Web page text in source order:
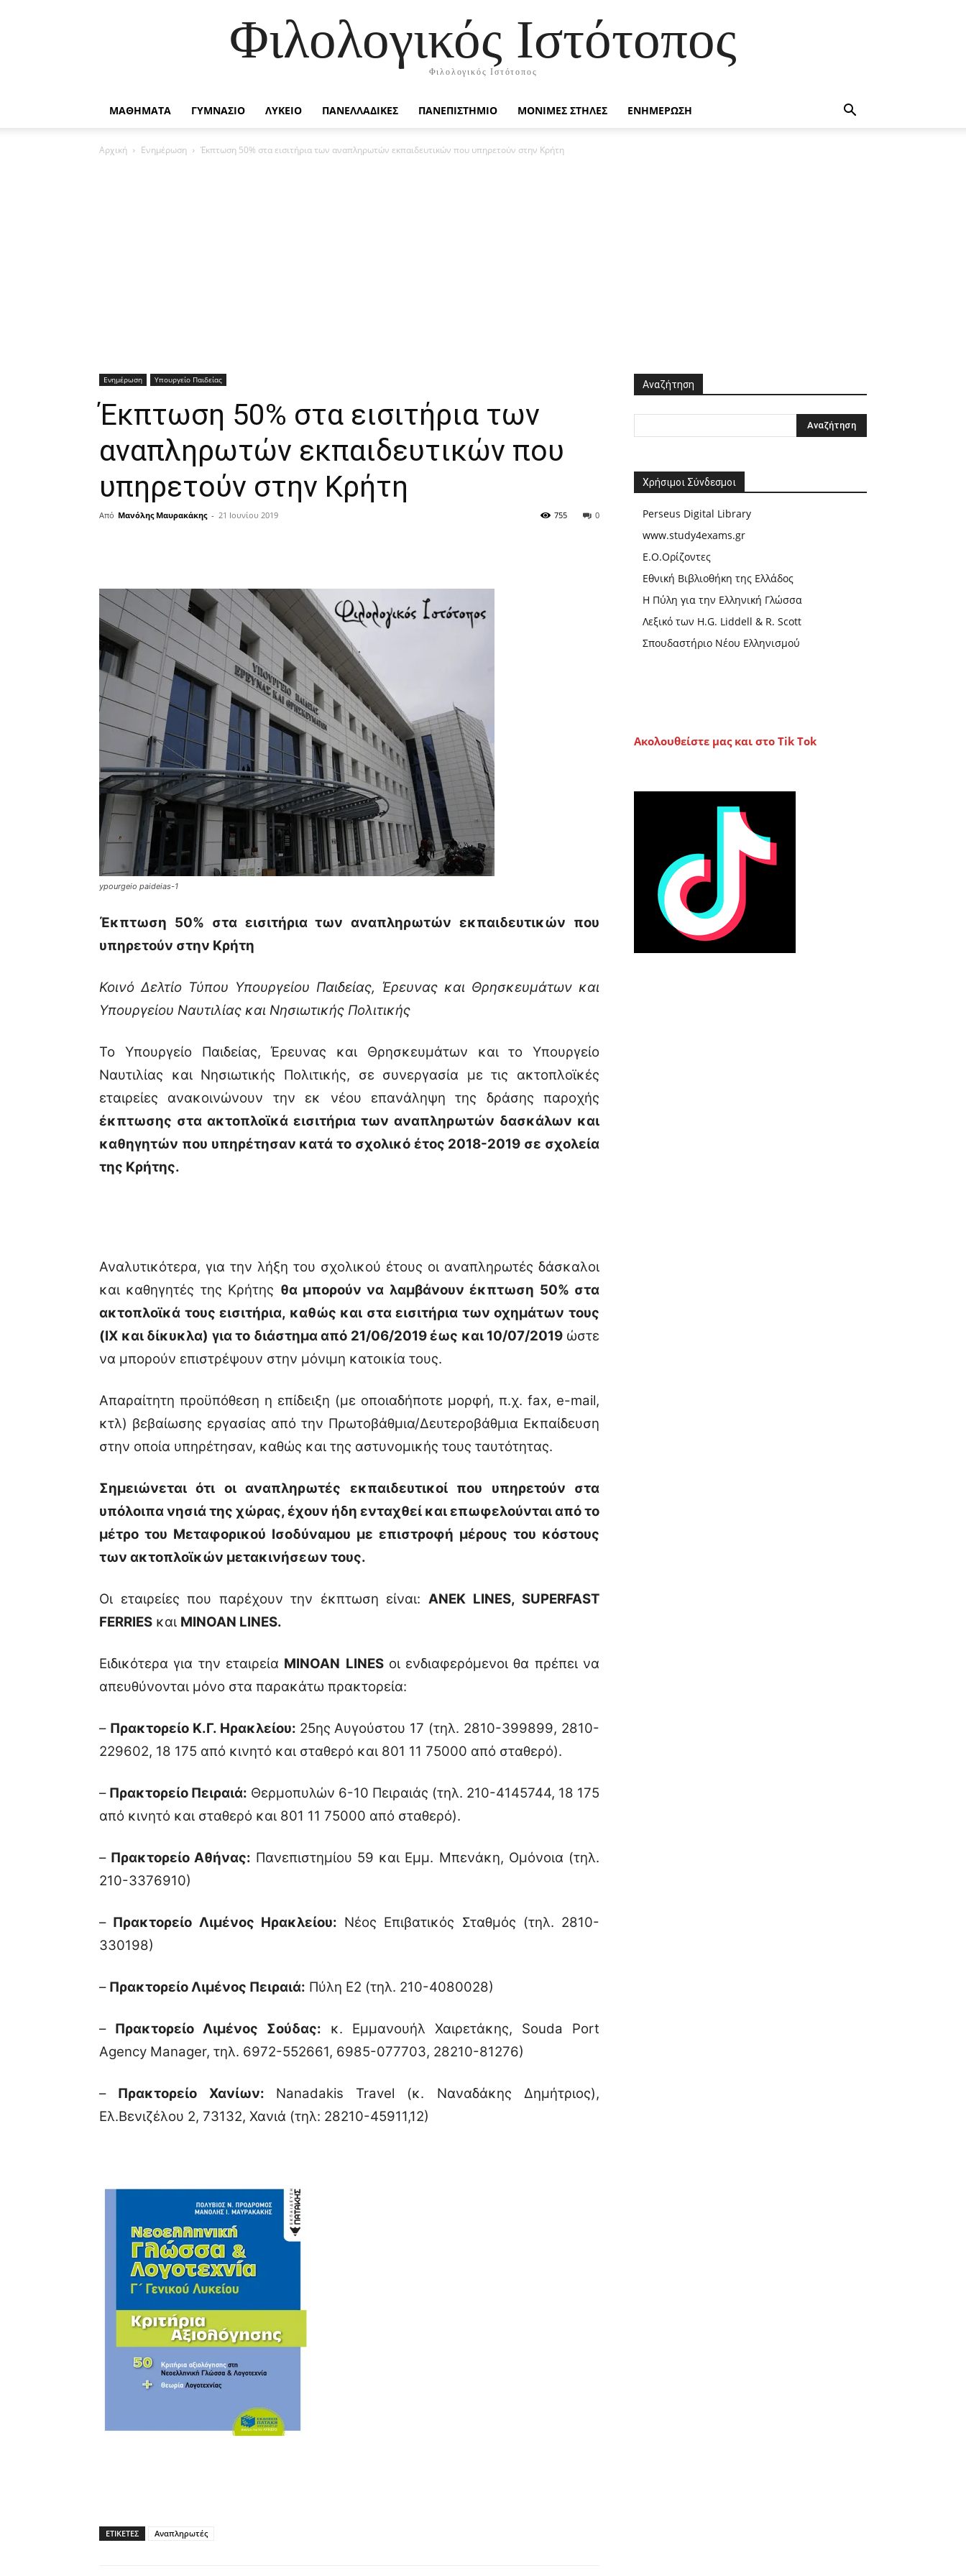
Φιλολογικός Ιστότοπος
Φιλολογικός Ιστότοπος
ΜΑΘΗΜΑΤΑ ΓΥΜΝΑΣΙΟ ΛΥΚΕΙΟ ΠΑΝΕΛΛΑΔΙΚΕΣ ΠΑΝΕΠΙΣΤΗΜΙΟ ΜΟΝΙΜΕΣ ΣΤΗΛΕΣ ΕΝΗΜΕΡΩΣΗ
Αρχική Ενημέρωση Έκπτωση 50% στα εισιτήρια των αναπληρωτών εκπαιδευτικών που υπηρετούν στην Κρήτη
Ενημέρωση Υπουργείο Παιδείας
Έκπτωση 50% στα εισιτήρια των
αναπληρωτών εκπαιδευτικών που
υπηρετούν στην Κρήτη
Από Μανόλης Μαυρακάκης - 21 Ιουνίου 2019 0
755
ypourgeio paideias-1
Έκπτωση 50% στα εισιτήρια των αναπληρωτών εκπαιδευτικών που
υπηρετούν στην Κρήτη
Κοινό Δελτίο Τύπου Υπουργείου Παιδείας, Έρευνας και Θρησκευμάτων και
Υπουργείου Ναυτιλίας και Νησιωτικής Πολιτικής
Το Υπουργείο Παιδείας, Έρευνας και Θρησκευμάτων και το Υπουργείο
Ναυτιλίας και Νησιωτικής Πολιτικής, σε συνεργασία με τις ακτοπλοϊκές
εταιρείες ανακοινώνουν την εκ νέου επανάληψη της δράσης παροχής
έκπτωσης στα ακτοπλοϊκά εισιτήρια των αναπληρωτών δασκάλων και
καθηγητών που υπηρέτησαν κατά το σχολικό έτος 2018-2019 σε σχολεία
της Κρήτης.
Αναλυτικότερα, για την λήξη του σχολικού έτους οι αναπληρωτές δάσκαλοι
και καθηγητές της Κρήτης θα μπορούν να λαμβάνουν έκπτωση 50% στα
ακτοπλοϊκά τους εισιτήρια, καθώς και στα εισιτήρια των οχημάτων τους
(ΙΧ και δίκυκλα) για το διάστημα από 21/06/2019 έως και 10/07/2019 ώστε
να μπορούν επιστρέψουν στην μόνιμη κατοικία τους.
Απαραίτητη προϋπόθεση η επίδειξη (με οποιαδήποτε μορφή, π.χ. fax, e-mail,
κτλ) βεβαίωσης εργασίας από την Πρωτοβάθμια/Δευτεροβάθμια Εκπαίδευση
στην οποία υπηρέτησαν, καθώς και της αστυνομικής τους ταυτότητας.
Σημειώνεται ότι οι αναπληρωτές εκπαιδευτικοί που υπηρετούν στα
υπόλοιπα νησιά της χώρας, έχουν ήδη ενταχθεί και επωφελούνται από το
μέτρο του Μεταφορικού Ισοδύναμου με επιστροφή μέρους του κόστους
των ακτοπλοϊκών μετακινήσεων τους.
Οι εταιρείες που παρέχουν την έκπτωση είναι: ANEK LINES, SUPERFAST
FERRIES και MINOAN LINES.
Ειδικότερα για την εταιρεία MINOAN LINESοι ενδιαφερόμενοι θα πρέπει να
απευθύνονται μόνο στα παρακάτω πρακτορεία:
– Πρακτορείο Κ.Γ. Ηρακλείου: 25ης Αυγούστου 17 (τηλ. 2810-399899, 2810-
229602, 18 175 από κινητό και σταθερό και 801 11 75000 από σταθερό).
– Πρακτορείο Πειραιά: Θερμοπυλών 6-10 Πειραιάς (τηλ. 210-4145744, 18 175
από κινητό και σταθερό και 801 11 75000 από σταθερό).
– Πρακτορείο Αθήνας: Πανεπιστημίου 59 και Εμμ. Μπενάκη, Ομόνοια (τηλ.
210-3376910)
– Πρακτορείο Λιμένος Ηρακλείου: Νέος Επιβατικός Σταθμός (τηλ. 2810-
330198)
– Πρακτορείο Λιμένος Πειραιά: Πύλη Ε2 (τηλ. 210-4080028)
– Πρακτορείο Λιμένος Σούδας: κ. Εμμανουήλ Χαιρετάκης, Souda Port
Agency Manager, τηλ. 6972-552661, 6985-077703, 28210-81276)
– Πρακτορείο Χανίων: Nanadakis Travel (κ. Ναναδάκης Δημήτριος),
Ελ.Βενιζέλου 2, 73132, Χανιά (τηλ: 28210-45911,12)
ΕΤΙΚΕΤΕΣ Αναπληρωτές
Αναζήτηση
Χρήσιμοι Σύνδεσμοι
Perseus Digital Library
www.study4exams.gr
Ε.Ο.Ορίζοντες
Εθνική Βιβλιοθήκη της Ελλάδος
Η Πύλη για την Ελληνική Γλώσσα
Λεξικό των H.G. Liddell & R. Scott
Σπουδαστήριο Νέου Ελληνισμού
Ακολουθείστε μας και στο Tik Tok